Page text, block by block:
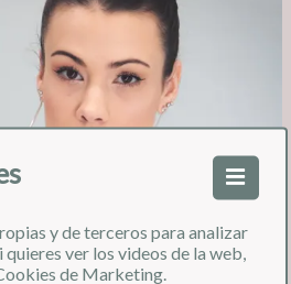
y de terceros para analizar
ver los videos de la web,
de Marketing.
❯